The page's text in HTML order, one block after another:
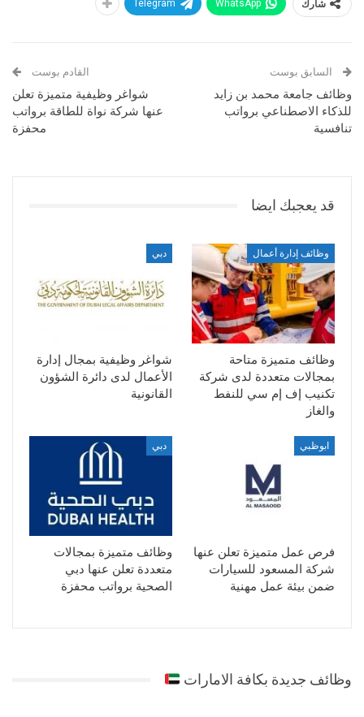
شارك WhatsApp
Telegram
السابق بوست
وظائف جامعة محمد بن زايد
للذكاء الاصطناعي برواتب
تنافسية
القادم بوست
شواغر وظيفية متميزة تعلن
عنها شركة نواة للطاقة برواتب
محفزة
قد يعجبك ايضا
وظائف إدارة أعمال
وظائف متميزة متاحة
بمجالات متعددة لدى شركة
تكنيب إف إم سي للنفط
والغاز
دبي
شواغر وظيفية بمجال إدارة
الأعمال لدى دائرة الشؤون
القانونية
ابوظبي
فرص عمل متميزة تعلن عنها
شركة المسعود للسيارات
ضمن بيئة عمل مهنية
دبي
وظائف متميزة بمجالات
متعددة تعلن عنها دبي
الصحية برواتب محفزة
وظائف جديدة بكافة الامارات